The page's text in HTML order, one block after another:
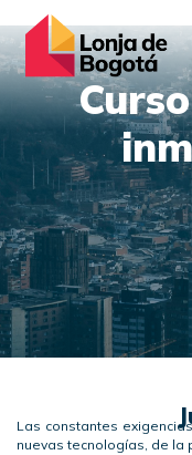
Las constantes
nuevas tecnologías, de la